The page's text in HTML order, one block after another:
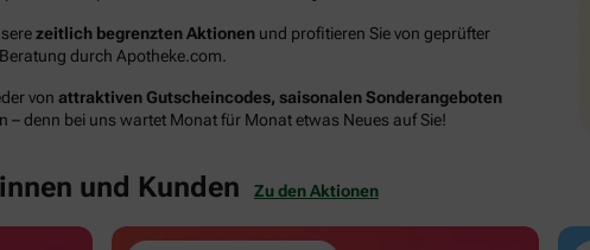
zeitlich begrenzten Aktionen und profitieren Sie von geprüfter
durch Apotheke.com.
von attraktiven Gutscheincodes, saisonalen Sonderangeboten
– denn bei uns wartet Monat für Monat etwas Neues auf Sie!
und Kunden Zu den Aktionen